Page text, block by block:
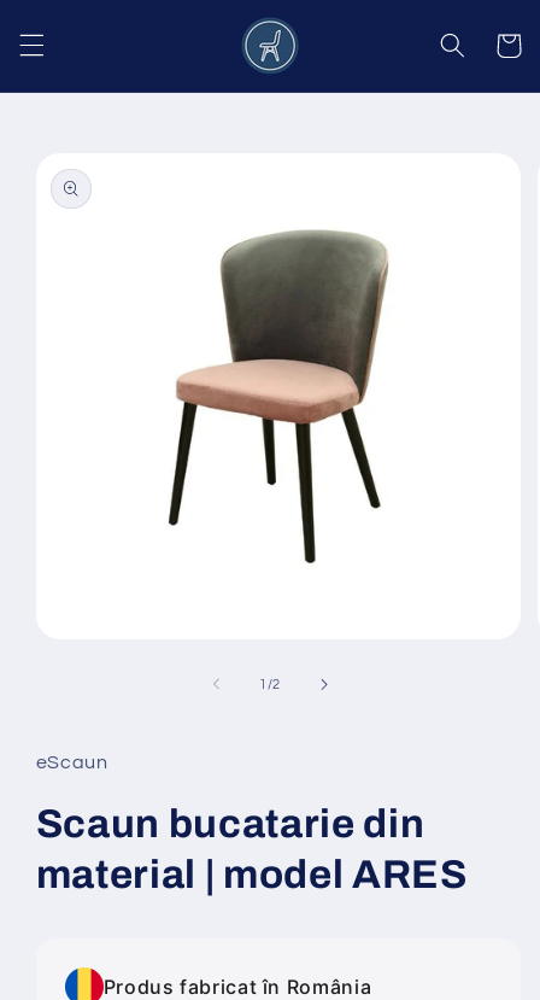
conținut
Coș
informațiile
despre
produs
fereastră
modală
1 /din
2
eScaun
Scaun bucatarie din
material | model ARES
Produs fabricat în România